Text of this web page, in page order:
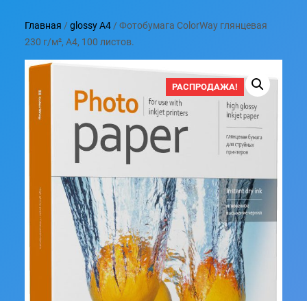
Главная /glossy A4/ Фотобумага ColorWay глянцевая
230 г/м², A4, 100 листов.
РАСПРОДАЖА!